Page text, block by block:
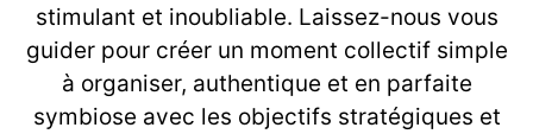
stimulant et inoubliable. Laissez-nous vous
guider pour créer un moment collectif simple
à organiser, authentique et en parfaite
symbiose avec les objectifs stratégiques et